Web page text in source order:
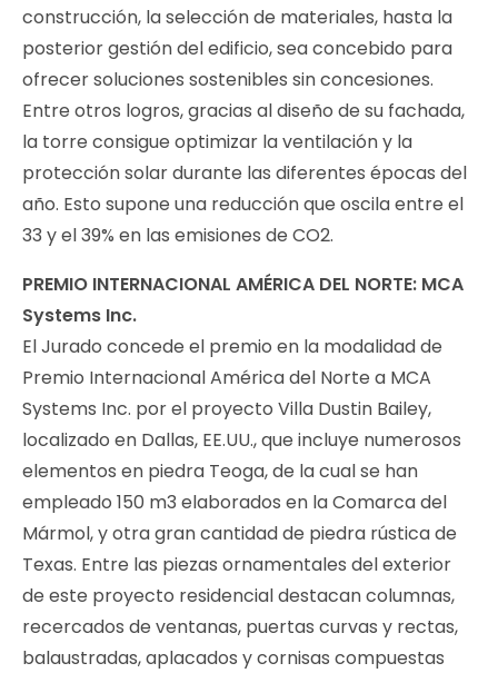
construcción, la selección de materiales, hasta la
posterior gestión del edificio, sea concebido para
ofrecer soluciones sostenibles sin concesiones.
Entre otros logros, gracias al diseño de su fachada,
la torre consigue optimizar la ventilación y la
protección solar durante las diferentes épocas del
año. Esto supone una reducción que oscila entre el
33 y el 39% en las emisiones de CO2.
PREMIO INTERNACIONAL AMÉRICA DEL NORTE: MCA
Systems Inc.
El Jurado concede el premio en la modalidad de
Premio Internacional América del Norte a MCA
Systems Inc. por el proyecto Villa Dustin Bailey,
localizado en Dallas, EE.UU., que incluye numerosos
elementos en piedra Teoga, de la cual se han
empleado 150 m3 elaborados en la Comarca del
Mármol, y otra gran cantidad de piedra rústica de
Texas. Entre las piezas ornamentales del exterior
de este proyecto residencial destacan columnas,
recercados de ventanas, puertas curvas y rectas,
balaustradas, aplacados y cornisas compuestas